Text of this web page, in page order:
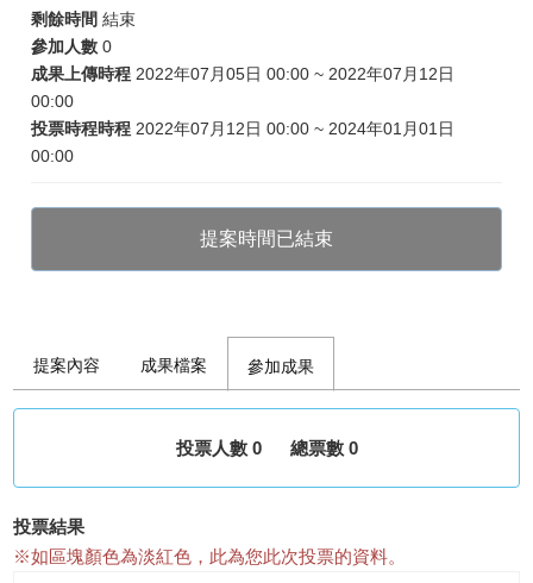
剩餘時間 結束
參加人數 0
成果上傳時程 2022年07月05日 00:00 ~ 2022年07月12日
00:00
投票時程時程 2022年07月12日 00:00 ~ 2024年01月01日
00:00
提案時間已結束
提案內容 成果檔案 參加成果
投票人數 0 總票數 0
投票結果
※如區塊顏色為淡紅色，此為您此次投票的資料。